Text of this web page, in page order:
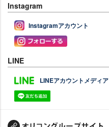
Instagram
Instagramアカウント
LINE
LINEアカウントメディア